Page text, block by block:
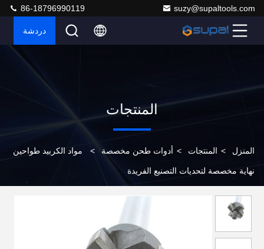
suzy@supaltools.com
86-18796990119
دردشة
المنتجات
المنزل > المنتجات > أدوات طحن مخصصة > مواد الكربيد طواحين
نهاية مخصصة لتحديات التصنيع الفريدة